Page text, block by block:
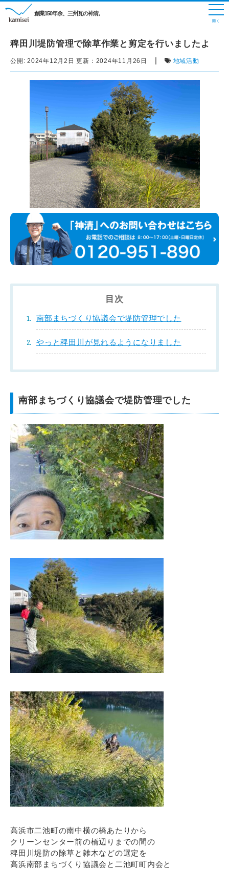
創業150年余、三州瓦の神清。
稗田川堤防管理で除草作業と剪定を行いましたよ
公開: 2024年12月2日 更新： 2024年11月26日 | 地域活動
目次
南部まちづくり協議会で堤防管理でした
やっと稗田川が見れるようになりました
南部まちづくり協議会で堤防管理でした
高浜市二池町の南中横の橋あたりから
クリーンセンター前の橋辺りまでの間の
稗田川堤防の除草と雑木などの選定を
高浜南部まちづくり協議会と二池町町内会と